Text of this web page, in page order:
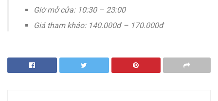
Giờ mở cửa: 10:30 – 23:00
Giá tham khảo: 140.000đ – 170.000đ